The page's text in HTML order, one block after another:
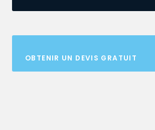
OBTENIR UN DEVIS GRATUIT